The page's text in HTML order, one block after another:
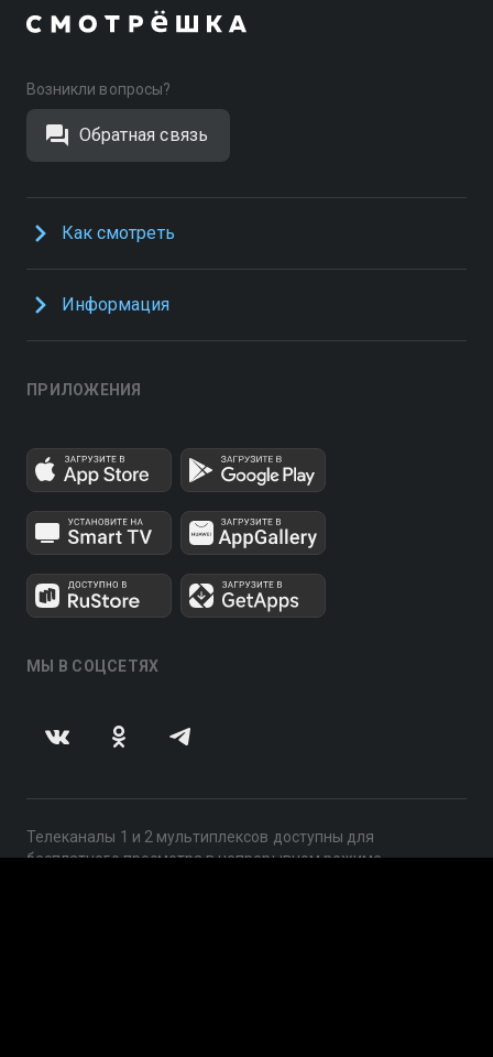
Возникли вопросы?
Обратная связь
Как смотреть
Информация
ПРИЛОЖЕНИЯ
МЫ В СОЦСЕТЯХ
Телеканалы 1 и 2 мультиплексов доступны для
бесплатного просмотра в непрерывном режиме,